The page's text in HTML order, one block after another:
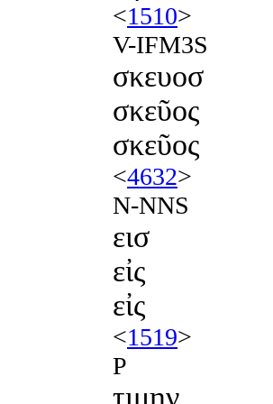
<1510>
V-IFM3S
σκευοσ
σκεῦος
σκεῦος
<4632>
N-NNS
εισ
εἰς
εἰς
<1519>
P
τιμην